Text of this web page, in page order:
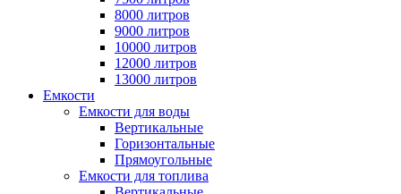
8000 литров
9000 литров
10000 литров
12000 литров
13000 литров
Емкости
Емкости для воды
Вертикальные
Горизонтальные
Прямоугольные
Емкости для топлива